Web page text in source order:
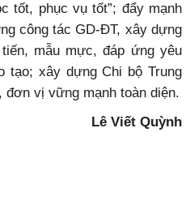
tốt, phục vụ tốt”; đẩy mạnh
công tác GD-ĐT, xây dựng
mẫu mực, đáp ứng yêu
tạo; xây dựng Chi bộ Trung
vị vững mạnh toàn diện.
Lê Viết Quỳnh